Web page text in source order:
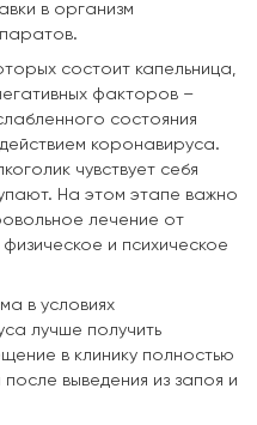
в организм
состоит капельница,
факторов –
состояния
коронавируса.
чувствует себя
На этом этапе важно
лечение от
и психическое
в условиях
лучше получить
в клинику полностью
выведения из запоя и